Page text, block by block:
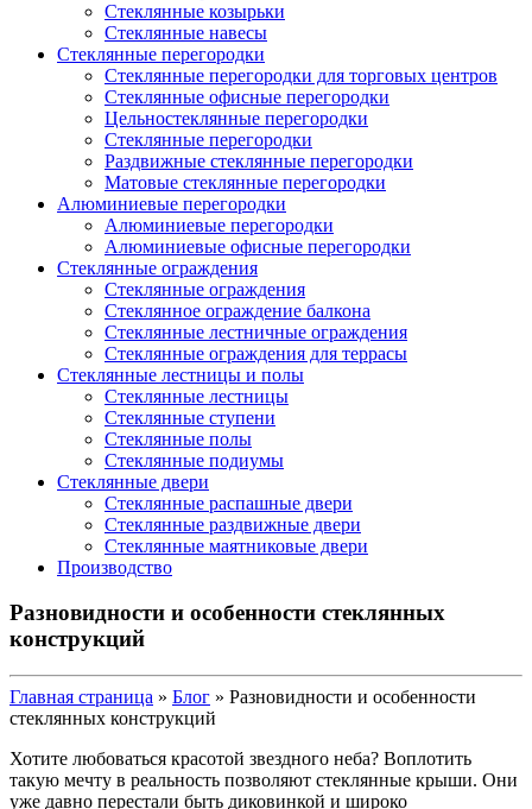
Стеклянные козырьки
Стеклянные навесы
Стеклянные перегородки
Стеклянные перегородки для торговых центров
Стеклянные офисные перегородки
Цельностеклянные перегородки
Cтеклянные перегородки
Раздвижные стеклянные перегородки
Матовые стеклянные перегородки
Алюминиевые перегородки
Алюминиевые перегородки
Алюминиевые офисные перегородки
Стеклянные ограждения
Стеклянные ограждения
Стеклянное ограждение балкона
Стеклянные лестничные ограждения
Стеклянные ограждения для террасы
Стеклянные лестницы и полы
Стеклянные лестницы
Стеклянные ступени
Стеклянные полы
Стеклянные подиумы
Стеклянные двери
Стеклянные распашные двери
Стеклянные раздвижные двери
Стеклянные маятниковые двери
Производство
Разновидности и особенности стеклянных
конструкций
Главная страница » Блог » Разновидности и особенности
стеклянных конструкций
Хотите любоваться красотой звездного неба? Воплотить
такую мечту в реальность позволяют стеклянные крыши. Они
уже давно перестали быть диковинкой и широко